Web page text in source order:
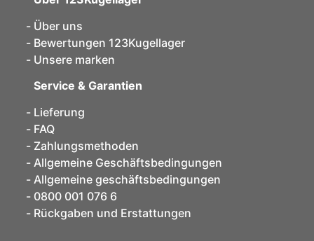
Über uns
Bewertungen 123Kugellager
Unsere marken
Service & Garantien
Lieferung
FAQ
Zahlungsmethoden
Allgemeine Geschäftsbedingungen
Allgemeine geschäftsbedingungen
0800 001 076 6
Rückgaben und Erstattungen